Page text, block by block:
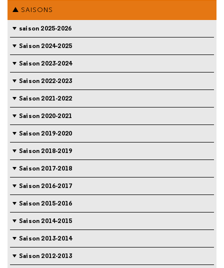
SAISONS
saison 2025-2026
Saison 2024-2025
Saison 2023-2024
Saison 2022-2023
Saison 2021-2022
Saison 2020-2021
Saison 2019-2020
Saison 2018-2019
Saison 2017-2018
Saison 2016-2017
Saison 2015-2016
Saison 2014-2015
Saison 2013-2014
Saison 2012-2013